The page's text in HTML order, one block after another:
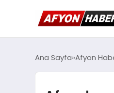
Ana Sayfa Afyon